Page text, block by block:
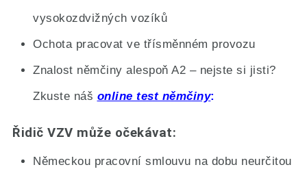
vysokozdvižných vozíků
Ochota pracovat ve třísměnném provozu
Znalost němčiny alespoň A2 – nejste si jisti?
Zkuste náš online test němčiny
Řidič VZV může očekávat:
Německou pracovní smlouvu na dobu neurčitou